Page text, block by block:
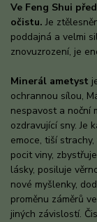
Ve Feng Shui
očistu.Je
poddajná a velmi
znovuzrození, je
Minerál ametyst
ochrannou sílou,
nespavost a noční
ozdravující sny. Je
emoce, tiší
pocit viny,
lásky, posiluje
nové myšlenky,
proměnu záměrů
jiných závislostí.